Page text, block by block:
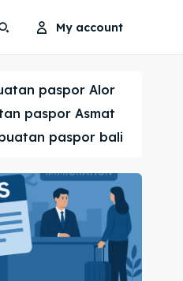
My account
paspor Alor
paspor Asmat
paspor bali